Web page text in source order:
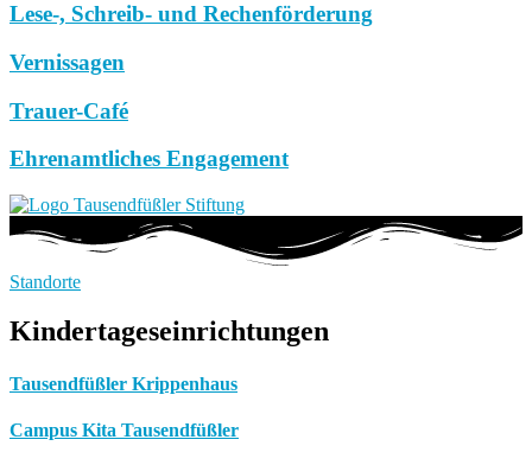
Lese-, Schreib- und Rechenförderung
Vernissagen
Trauer-Café
Ehrenamtliches Engagement
Standorte
Kindertageseinrichtungen
Tausendfüßler Krippenhaus
Campus Kita Tausendfüßler